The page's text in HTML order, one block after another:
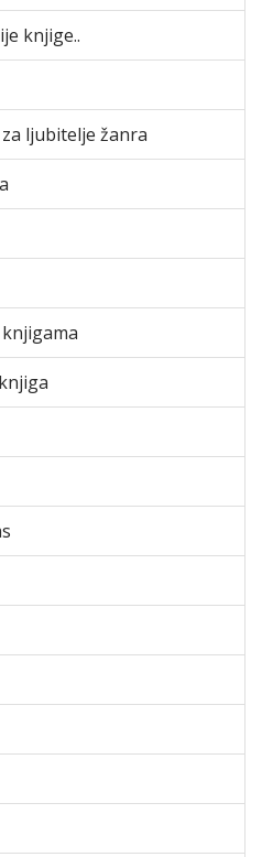
knjige..
ljubitelje žanra